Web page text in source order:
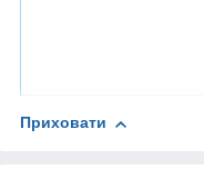
Приховати